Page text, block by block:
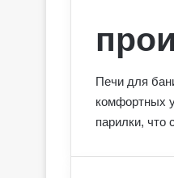
Печи для
комфортных
парилки, что